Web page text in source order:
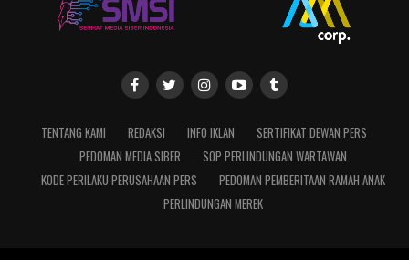
TENTANG KAMI REDAKSI INFO IKLAN
SERTIFIKAT DEWAN PERS
PEDOMAN MEDIA SIBER
SOP PERLINDUNGAN WARTAWAN
KODE PERILAKU PERUSAHAAN PERS
PEDOMAN PEMBERITAAN RAMAH ANAK
PERLINDUNGAN MEREK